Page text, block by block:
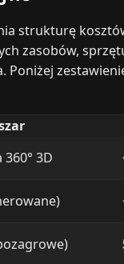
strukturę
zasobów,
Poniżej
3D